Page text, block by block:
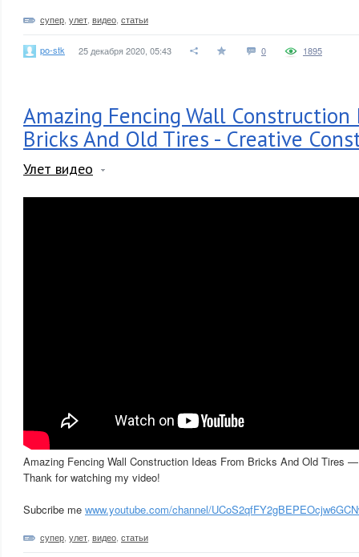
супер улет видео статьи
po-stk 25 декабря 2020, 05:43 0 1895
Amazing Fencing Wall Construction
Bricks And Old Tires - Creative
Улет видео
Amazing Fencing Wall Construction Ideas From Bricks And Old Tires
Thank for watching my video!
Subcribe me www.youtube.com/channel/
супер улет видео статьи